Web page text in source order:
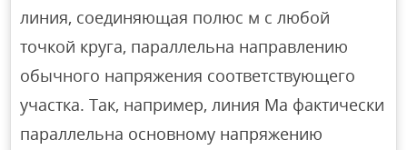
линия, соединяющая полюс м с любой
точкой круга, параллельна направлению
обычного напряжения соответствующего
участка. Так, например, линия Ма фактически
параллельна основному напряжению